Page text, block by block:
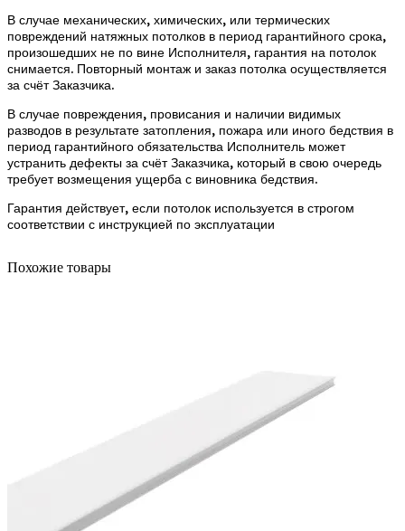
В случае механических, химических, или термических
повреждений натяжных потолков в период гарантийного срока,
произошедших не по вине Исполнителя, гарантия на потолок
снимается. Повторный монтаж и заказ потолка осуществляется
за счёт Заказчика.
В случае повреждения, провисания и наличии видимых
разводов в результате затопления, пожара или иного бедствия в
период гарантийного обязательства Исполнитель может
устранить дефекты за счёт Заказчика, который в свою очередь
требует возмещения ущерба с виновника бедствия.
Гарантия действует, если потолок используется в строгом
соответствии с инструкцией по эксплуатации
Похожие товары